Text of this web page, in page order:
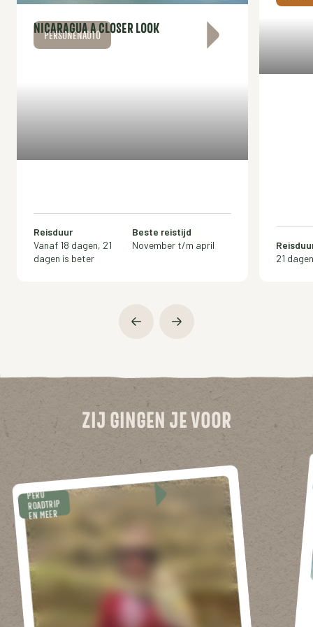
PERSONENAUTO
NICARAGUA A CLOSER LOOK
Reisduur
Vanaf 18 dagen, 21
dagen is beter
Beste reistijd
November t/m april
21 dagen
ZIJ GINGEN JE VOOR
PERU
ROADTRIP
EN MEER